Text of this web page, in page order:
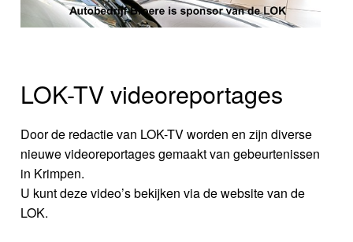
LOK-TV videoreportages
Door de redactie van LOK-TV worden en zijn diverse
nieuwe videoreportages gemaakt van gebeurtenissen
in Krimpen.
U kunt deze video’s bekijken via de website van de
LOK.